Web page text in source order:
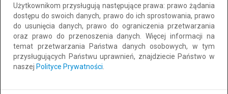
Użytkownikom przysługują następujące prawa: prawo żądania
dostępu do swoich danych, prawo do ich sprostowania, prawo
do usunięcia danych, prawo do ograniczenia przetwarzania
oraz prawo do przenoszenia danych. Więcej informacji na
temat przetwarzania Państwa danych osobowych, w tym
przysługujących Państwu uprawnień, znajdziecie Państwo w
naszej Polityce Prywatności